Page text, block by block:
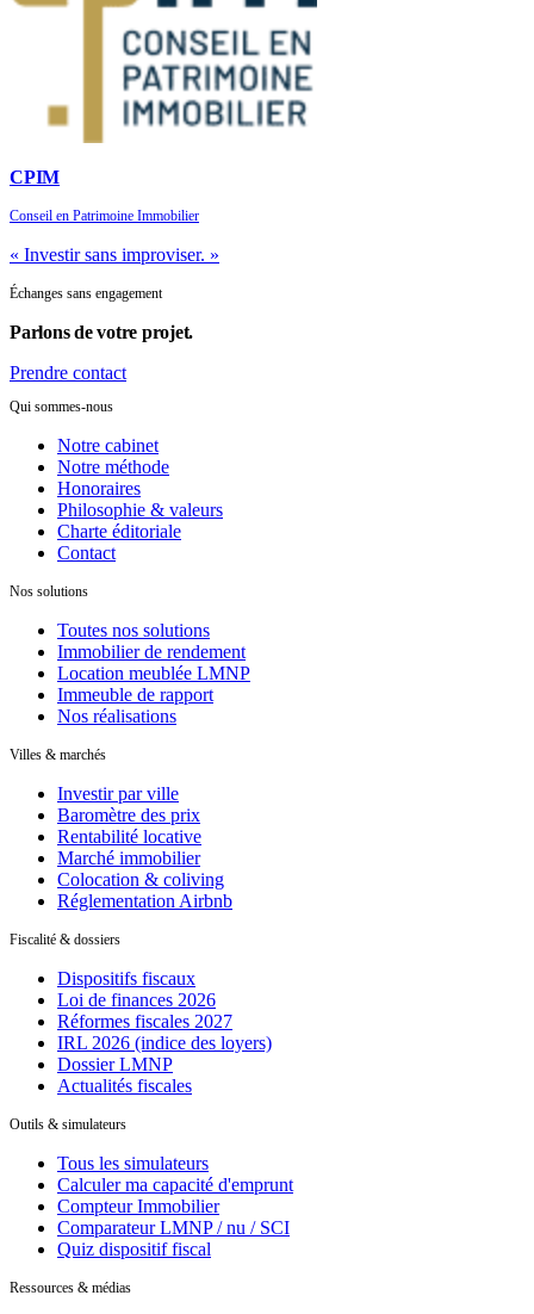
CPIM
Conseil en Patrimoine Immobilier
« Investir sans improviser. »
Échanges sans engagement
Parlons de votre projet.
Prendre contact
Qui sommes-nous
Notre cabinet
Notre méthode
Honoraires
Philosophie & valeurs
Charte éditoriale
Contact
Nos solutions
Toutes nos solutions
Immobilier de rendement
Location meublée LMNP
Immeuble de rapport
Nos réalisations
Villes & marchés
Investir par ville
Baromètre des prix
Rentabilité locative
Marché immobilier
Colocation & coliving
Réglementation Airbnb
Fiscalité & dossiers
Dispositifs fiscaux
Loi de finances 2026
Réformes fiscales 2027
IRL 2026 (indice des loyers)
Dossier LMNP
Actualités fiscales
Outils & simulateurs
Tous les simulateurs
Calculer ma capacité d'emprunt
Compteur Immobilier
Comparateur LMNP / nu / SCI
Quiz dispositif fiscal
Ressources & médias